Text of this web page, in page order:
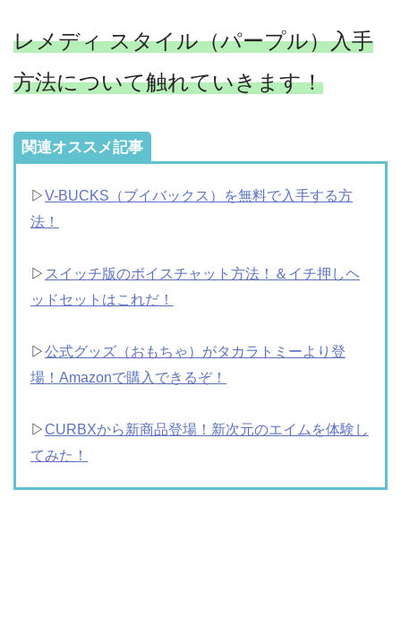
レメディ スタイル（パープル）入手
方法について触れていきます！
関連オススメ記事
▷V-BUCKS（ブイバックス）を無料で入手する方
法！
▷ スイッチ版のボイスチャット方法！＆イチ押しヘ
ッドセットはこれだ！
▷公式グッズ（おもちゃ）がタカラトミーより登
場！Amazonで購入できるぞ！
▷CURBXから新商品登場！新次元のエイムを体験し
てみた！